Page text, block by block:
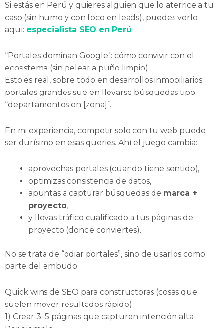
Si estás en Perú y quieres alguien que lo aterrice a tu
caso (sin humo y con foco en leads), puedes verlo
aquí: especialista SEO en Perú.
“Portales dominan Google”: cómo convivir con el
ecosistema (sin pelear a puño limpio)
Esto es real, sobre todo en desarrollos inmobiliarios:
portales grandes suelen llevarse búsquedas tipo
“departamentos en [zona]”.
En mi experiencia, competir solo con tu web puede
ser durísimo en esas queries. Ahí el juego cambia:
aprovechas portales (cuando tiene sentido),
optimizas consistencia de datos,
apuntas a capturar búsquedas de marca +
proyecto,
y llevas tráfico cualificado a tus páginas de
proyecto (donde conviertes).
No se trata de “odiar portales”, sino de usarlos como
parte del embudo.
Quick wins de SEO para constructoras (cosas que
suelen mover resultados rápido)
1) Crear 3–5 páginas que capturen intención alta